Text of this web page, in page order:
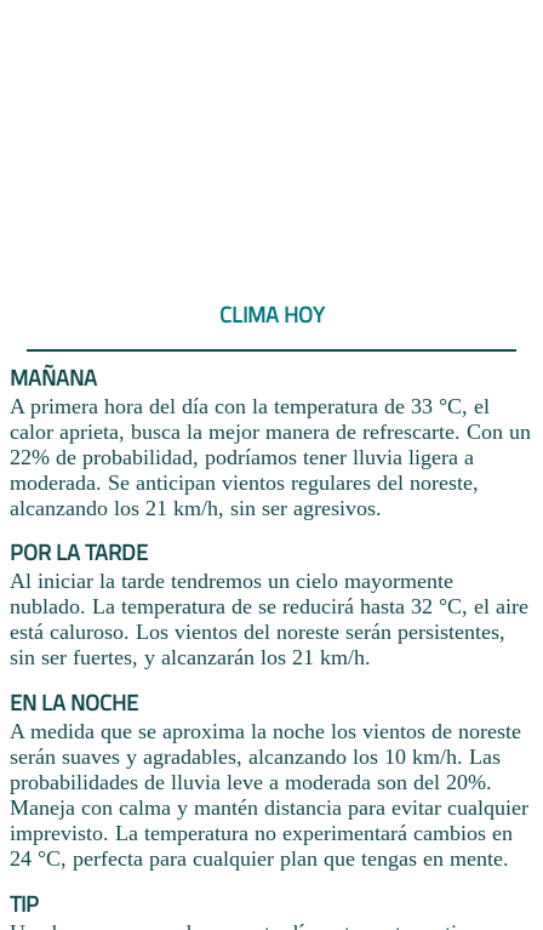
CLIMA HOY
MAÑANA
A primera hora del día con la temperatura de 33 °C, el
calor aprieta, busca la mejor manera de refrescarte. Con un
22% de probabilidad, podríamos tener lluvia ligera a
moderada. Se anticipan vientos regulares del noreste,
alcanzando los 21 km/h, sin ser agresivos.
POR LA TARDE
Al iniciar la tarde tendremos un cielo mayormente
nublado. La temperatura de se reducirá hasta 32 °C, el aire
está caluroso. Los vientos del noreste serán persistentes,
sin ser fuertes, y alcanzarán los 21 km/h.
EN LA NOCHE
A medida que se aproxima la noche los vientos de noreste
serán suaves y agradables, alcanzando los 10 km/h. Las
probabilidades de lluvia leve a moderada son del 20%.
Maneja con calma y mantén distancia para evitar cualquier
imprevisto. La temperatura no experimentará cambios en
24 °C, perfecta para cualquier plan que tengas en mente.
TIP